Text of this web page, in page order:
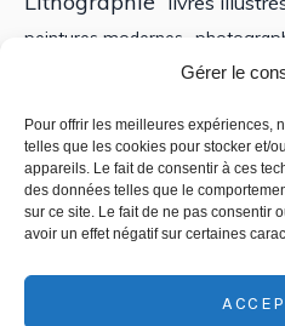
Gérer le
Pour offrir les meilleures expériences,
telles que les cookies pour stocker et/
appareils. Le fait de consentir à ces
des données telles que le
sur ce site. Le fait de ne pas consentir
avoir un effet négatif sur certaines
peintures modernes
Tableaux
Recherche